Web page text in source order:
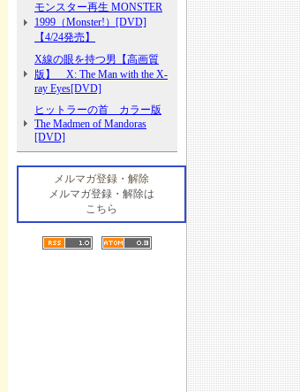
モンスター再生 MONSTER
1999（Monster!）[DVD]
【4/24発売】
X線の眼を持つ男【高画質
版】 X: The Man with the X-
ray Eyes[DVD]
ヒットラーの首 カラー版
The Madmen of Mandoras
[DVD]
メルマガ登録・解除
メルマガ登録・解除は
こちら